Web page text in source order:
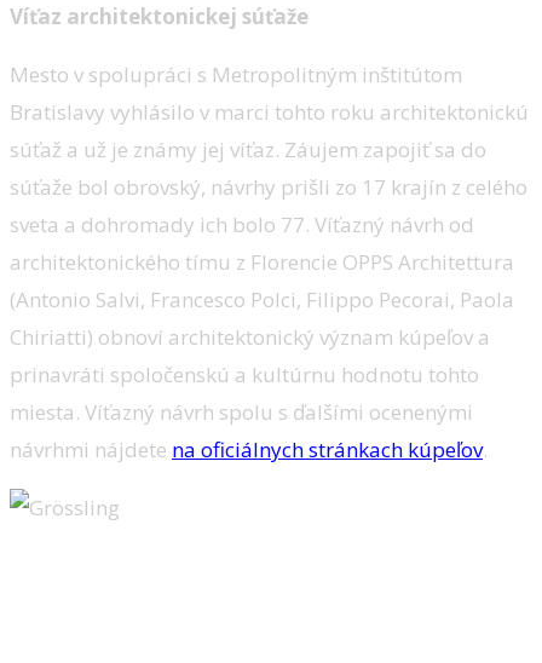
Víťaz architektonickej súťaže
Mesto v spolupráci s Metropolitným inštitútom
Bratislavy vyhlásilo v marci tohto roku architektonickú
súťaž a už je známy jej víťaz. Záujem zapojiť sa do
súťaže bol obrovský, návrhy prišli zo 17 krajín z celého
sveta a dohromady ich bolo 77. Víťazný návrh od
architektonického tímu z Florencie OPPS Architettura
(Antonio Salvi, Francesco Polci, Filippo Pecorai, Paola
Chiriatti) obnoví architektonický význam kúpeľov a
prinavráti spoločenskú a kultúrnu hodnotu tohto
miesta. Víťazný návrh spolu s ďalšími ocenenými
návrhmi nájdete na oficiálnych stránkach kúpeľov.